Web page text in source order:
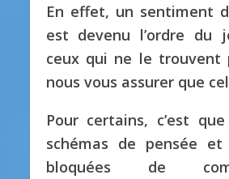
En effet, un sentiment
est devenu l’ordre du
ceux qui ne le trouvent
nous vous assurer que
Pour certains, c’est
schémas de pensée
bloquées de